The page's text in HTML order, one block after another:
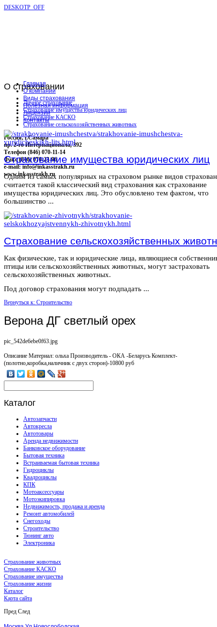
DESKOTP_OFF
О страховании
Личное страхование
Страхование имущества юридических лиц
Страхование КАСКО
Страхование сельскохозяйственных животных
Россия, г.Самара
пр. 2-го Интернационала, 392
Телефон (846) 070-11-14
Факс (846) 070-23-96
e-mail: info@inkasstrakh.ru
www.inkasstrakh.ru
Главная
О компании
Виды страхования
Полезная информация
Лицензии
Контакты
Страхование имущества юридических лиц
Одним из самых популярных на страховом рынке видов
считается такой классический вид страхования как страхование
имущества юридических лиц. Это обусловлено тем фактом, что
большинство ...
Страхование сельскохозяйственных
Как физические, так и юридические лица, являющиеся
птицы или сельскохозяйственных животных, могут застраховать
сельскохозяйственных животных.
Под договор страхования могут подпадать ...
Вернуться к: Строительство
Верона ДГ светлый орех
pic_542de6ebe0f63.jpg
Описание Материал: ольха Производитель - ОКА -Беларусь Комплект-
(полотно,коробка,наличник с двух сторон)-10800 руб
Каталог
Автозапчасти
Автокресла
Автотовары
Аренда недвижимости
Банковское оборудование
Бытовая техника
Встраиваемая бытовая техника
Гидроциклы
Квадроциклы
КПК
Мотоаксессуары
Мотоэкипировка
Недвижимость, продажа и аренда
Ремонт автомобилей
Снегоходы
Строительство
Тюнинг авто
Электроника
Страхование животных
Страхование КАСКО
Страхование имущества
Страхование жизни
Каталог
Карта сайта
Пред След